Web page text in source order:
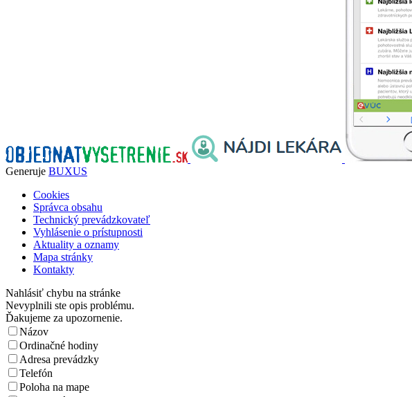
Generuje BUXUS
Cookies
Správca obsahu
Technický prevádzkovateľ
Vyhlásenie o prístupnosti
Aktuality a oznamy
Mapa stránky
Kontakty
Nahlásiť chybu na stránke
Nevyplnili ste opis problému.
Ďakujeme za upozornenie.
Názov
Ordinačné hodiny
Adresa prevádzky
Telefón
Poloha na mape